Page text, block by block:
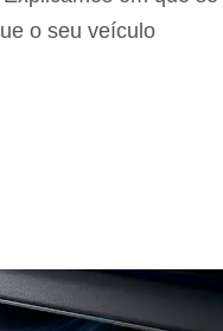
o seu veículo